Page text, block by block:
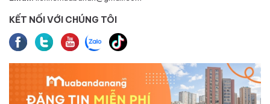
KẾT NỐI VỚI CHÚNG TÔI